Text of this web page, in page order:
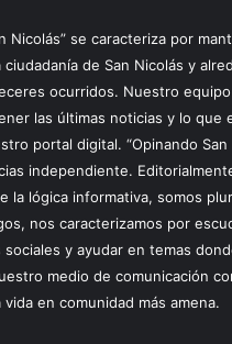
Nicolás” se caracteriza por
ciudadanía de San Nicolás y
ocurridos. Nuestro
las últimas noticias y lo que
portal digital. “Opinando San
independiente.
la lógica informativa, somos
nos caracterizamos por
sociales y ayudar en temas
medio de comunicación
en comunidad más amena.